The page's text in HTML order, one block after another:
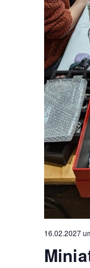
16.02.2027